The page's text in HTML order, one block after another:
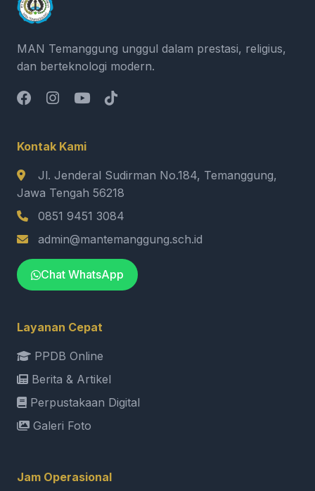
MAN Temanggung unggul dalam prestasi, religius,
dan berteknologi modern.
Kontak Kami
Jl. Jenderal Sudirman No.184, Temanggung,
Jawa Tengah 56218
0851 9451 3084
admin@mantemanggung.sch.id
Chat WhatsApp
Layanan Cepat
PPDB Online
Berita & Artikel
Perpustakaan Digital
Galeri Foto
Jam Operasional